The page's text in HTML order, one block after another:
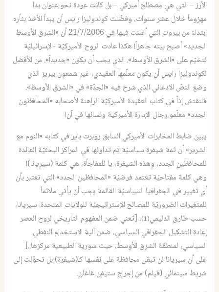
الأرز – التي هي مصطلح أميركي – بل كانت عودة نحو عنوان بدا
مهزوماً خلال عشر سنوات، وفضّلت كوندوليزا رايس أن يبدأ الأخذ بثأره
ابتداءً من بيروت التي أعلنت فيها في 21/7/2006 أن «الشرق الأوسط
الجديد» أصبح بيته جاهزاً! هكذا عادت الروح الأميركيّة -الإسرائيليّة
لتخيّم على «الشرق الأوسط». الذي يجب أن يكون «جديداً». من الأفضل
لكوندوليزا رايس أن يكون معلّمها العقيدي، غير شمعون بيريز الذي
وضع النصّ الادعائي الذي شرح فيه «الجدّة» في «الشرق الأوسط».
فلنفتش إذاً في كتاب العقيدة الأميركيّة الراهنة لأصحابه «المحافظون
الجدد» معلّمو رجال الإدارة الأميركية ونسائها في آن!
يبين ضابط المخابرات الأميركي السابق روبرت باير في كتابه «النوم مع
الشرير» أن ثمة شيفرة سياسيّة تم تداولها في المراكز البحثيّة العائدة
للمحافظين الجدد، وهذه الشيفرة، يا للمفاجأة، هي كلمة (سيريانا)!
وهي كلمة مفتاحيّة تعتمد فرضيّة «المحافظين الجدد» التي تعتبر بأن
أي تغيير في الجغرافيا السياسيّة القائمة يجب أن يأتي ملائماً
للمتغيرات الضروريّة للمصالح الإستراتيجيّة للولايات المتحدة. سيريانا،
حسب طارق الدليمي(1) ، [تعني ضمن المفهوم التاريخي لروح العصر
إعادة التشكيل الجغرافي السياسي، ضمن آلية الاستخدام النفطي
السياسي، لمنطقة الشرق الأوسط، حيث سورية الطبيعية مركزها..]
على أن سيريانا لن تبقى محافظة على نفسها كـ(شيفرة) بل تحوّلت إلى
شريط سينمائي (فيلم) من إجراج ستيفن غاغان.